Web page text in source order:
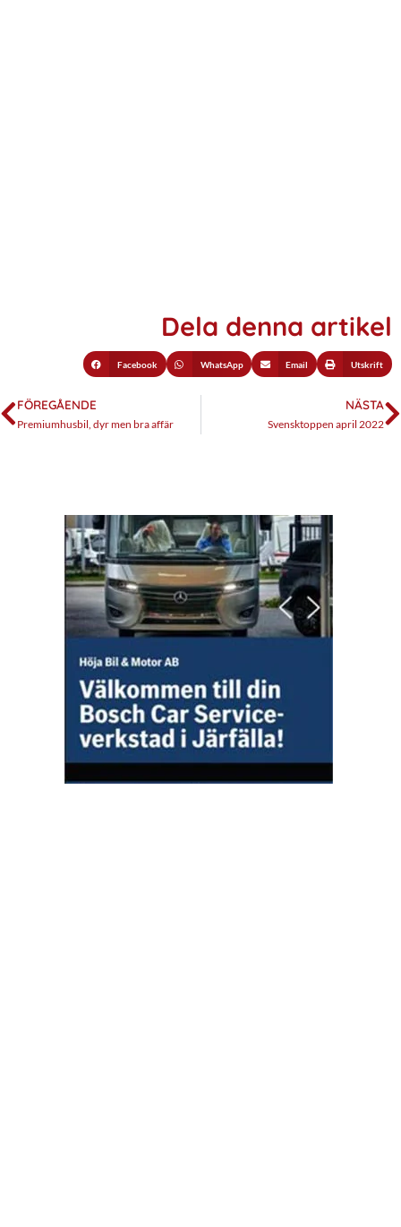
Dela denna artikel
Facebook WhatsApp Email Utskrift
FÖREGÅENDE
Premiumhusbil, dyr men bra affär
NÄSTA
Svensktoppen april 2022